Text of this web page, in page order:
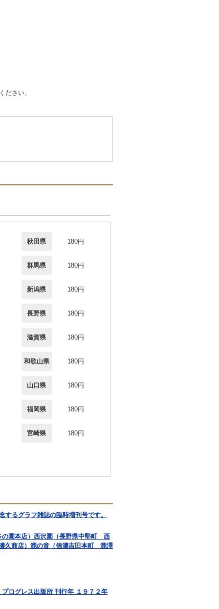
ださい。
秋田県 180円
群馬県 180円
新潟県 180円
長野県 180円
滋賀県 180円
和歌山県 180円
山口県 180円
福岡県 180円
宮崎県 180円
るグラフ雑誌の臨時増刊号です。
園本店）西沢園（長野県中堅町 西
久商店）瀧の音（信濃吉田本町 瀧澤
ログレス出版所 刊行年 １９７２年